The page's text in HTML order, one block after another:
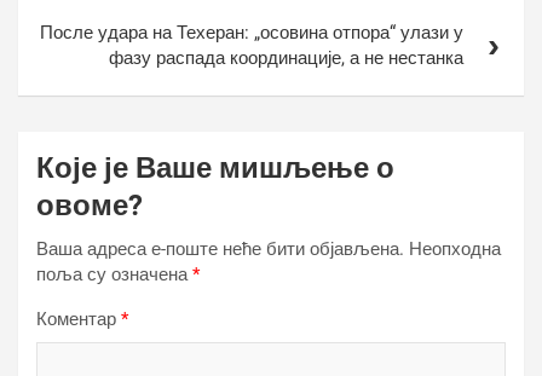
После удара на Техеран: „осовина отпора“ улази у
фазу распада координације, а не нестанка
Које је Ваше мишљење о
овоме?
Ваша адреса е-поште неће бити објављена. Неопходна
поља су означена*
Коментар *